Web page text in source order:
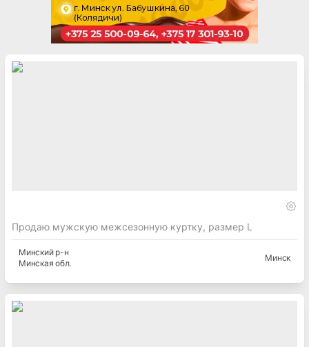
Продаю мужскую межсезонную куртку, размер L
Минскийр-н
Минская обл.
Минск